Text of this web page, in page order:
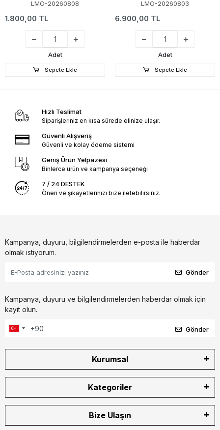
LMO-20260808
1.800,00 TL
Adet
Sepete Ekle
LMO-20260803
6.900,00 TL
Adet
Sepete Ekle
Hızlı Teslimat
Siparişleriniz en kısa sürede elinize ulaşır.
Güvenli Alışveriş
Güvenli ve kolay ödeme sistemi
Geniş Ürün Yelpazesi
Binlerce ürün ve kampanya seçeneği
7 / 24 DESTEK
Öneri ve şikayetlerinizi bize iletebilirsiniz.
Kampanya, duyuru, bilgilendirmelerden e-posta ile haberdar
olmak istiyorum.
Gönder
Kampanya, duyuru ve bilgilendirmelerden haberdar olmak için
kayıt olun.
Gönder
Kurumsal
Kategoriler
Bize Ulaşın